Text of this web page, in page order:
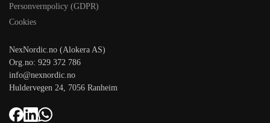
Personvernpolicy (GDPR)
Cookies
NexNordic.no (Alokera AS)
Org.no: 929 372 786
info@nexnordic.no
Huldervegen 24, 7056 Ranheim